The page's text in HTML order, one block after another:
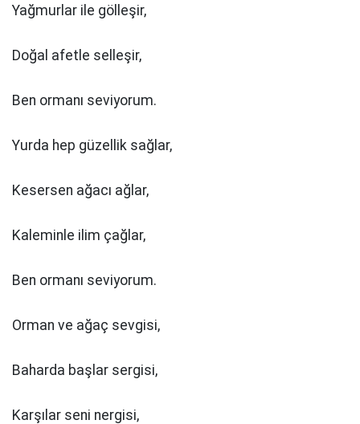
Yağmurlar ile gölleşir,
Doğal afetle selleşir,
Ben ormanı seviyorum.
Yurda hep güzellik sağlar,
Kesersen ağacı ağlar,
Kaleminle ilim çağlar,
Ben ormanı seviyorum.
Orman ve ağaç sevgisi,
Baharda başlar sergisi,
Karşılar seni nergisi,